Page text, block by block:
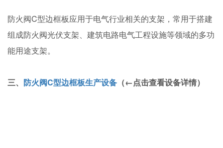
防火阀C型边框板应用于电气行业相关的支架，常用于搭建
组成防火阀光伏支架、建筑电路电气工程设施等领域的多功
能用途支架。
三、 防火阀C型边框板生产设备 （←点击查看设备详情）